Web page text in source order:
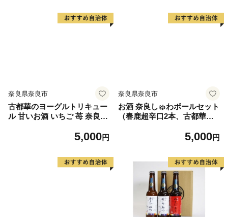
礼品 寄付 ギフト プレゼント
お中元 今西清兵衛商店 奈良
ド フルーティ ホップ ドライ
上品 苦み 酵母 発酵 柑橘 お
奈良県奈良市
古都華のヨーグルトリキュー
ル 甘いお酒 いちご 苺 奈良県
5,000円
奈良県奈良市
お酒 奈良しゅわボールセット
（春鹿超辛口2本、古都華サ
ル 地酒 古都華 サイダー ジュ
5,000円